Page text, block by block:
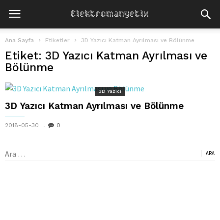
Ana Sayfa Etiketler 3D Yazıcı Katman Ayrılması ve Bölünme
Etiket: 3D Yazıcı Katman Ayrılması ve
Bölünme
3D Yazıcı
3D Yazıcı Katman Ayrılması ve Bölünme
2018-05-30 0
Arama: